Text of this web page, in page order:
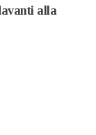
alla